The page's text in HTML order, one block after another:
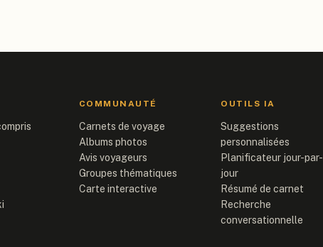
COMMUNAUTÉ
Carnets de voyage
Albums photos
Avis voyageurs
Groupes thématiques
Carte interactive
OUTILS IA
Suggestions
personnalisées
Planificateur jour-par-
jour
Résumé de carnet
Recherche
conversationnelle